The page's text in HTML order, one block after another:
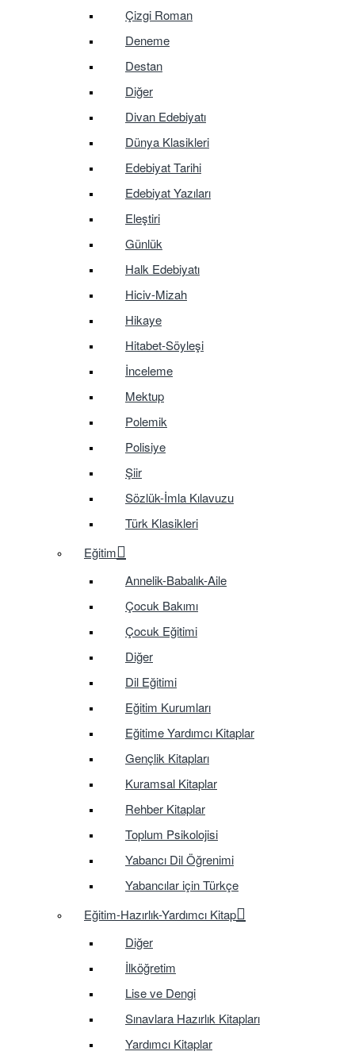
Çizgi Roman
Deneme
Destan
Diğer
Divan Edebiyatı
Dünya Klasikleri
Edebiyat Tarihi
Edebiyat Yazıları
Eleştiri
Günlük
Halk Edebiyatı
Hiciv-Mizah
Hikaye
Hitabet-Söyleşi
İnceleme
Mektup
Polemik
Polisiye
Şiir
Sözlük-İmla Kılavuzu
Türk Klasikleri
Eğitim
Annelik-Babalık-Aile
Çocuk Bakımı
Çocuk Eğitimi
Diğer
Dil Eğitimi
Eğitim Kurumları
Eğitime Yardımcı Kitaplar
Gençlik Kitapları
Kuramsal Kitaplar
Rehber Kitaplar
Toplum Psikolojisi
Yabancı Dil Öğrenimi
Yabancılar için Türkçe
Eğitim-Hazırlık-Yardımcı Kitap
Diğer
İlköğretim
Lise ve Dengi
Sınavlara Hazırlık Kitapları
Yardımcı Kitaplar